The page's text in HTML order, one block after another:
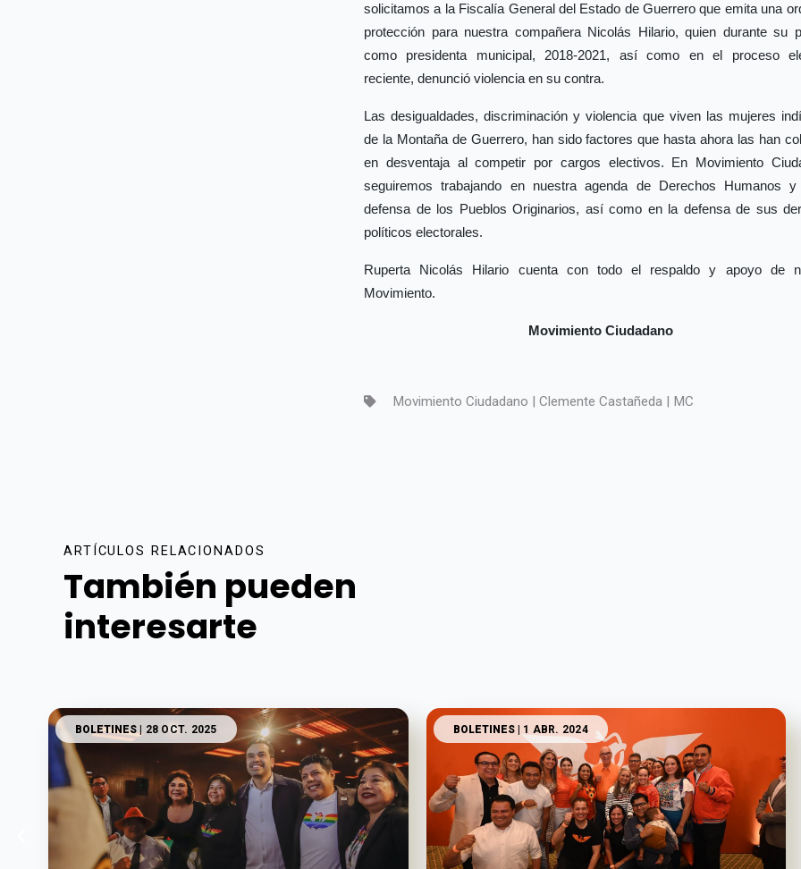
solicitamos a la Fiscalía General del Estado de Guerrero que emita una
protección para nuestra compañera Nicolás Hilario, quien durante su
como presidenta municipal, 2018-2021, así como en el proceso
reciente, denunció violencia en su contra.
Las desigualdades, discriminación y violencia que viven las mujeres
de la Montaña de Guerrero, han sido factores que hasta ahora las han
en desventaja al competir por cargos electivos. En Movimiento
seguiremos trabajando en nuestra agenda de Derechos Humanos
defensa de los Pueblos Originarios, así como en la defensa de sus
políticos electorales.
Ruperta Nicolás Hilario cuenta con todo el respaldo y apoyo de
Movimiento.
Movimiento Ciudadano
Movimiento Ciudadano | Clemente Castañeda | MC
ARTÍCULOS RELACIONADOS
También pueden
interesarte
BOLETINES| 28 OCT. 2025 BOLETINES| 1 ABR. 2024